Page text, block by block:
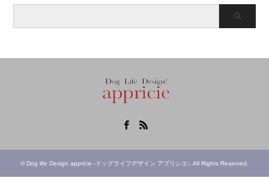
© Dog life Design appricie -ドッグライフデザイン アプリシエ- . All Rights Reserved.